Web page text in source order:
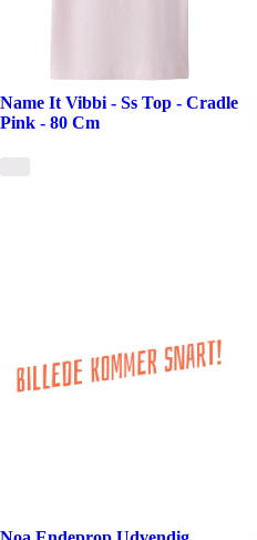
Name It Vibbi - Ss Top - Cradle
Pink - 80 Cm